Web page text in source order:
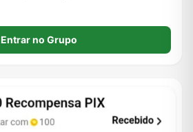
Entrar no Grupo